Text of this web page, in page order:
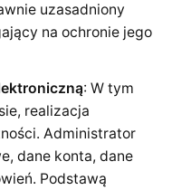
uzasadniony
na ochronie jego
: W tym
realizacja
Administrator
dane konta, dane
Podstawą